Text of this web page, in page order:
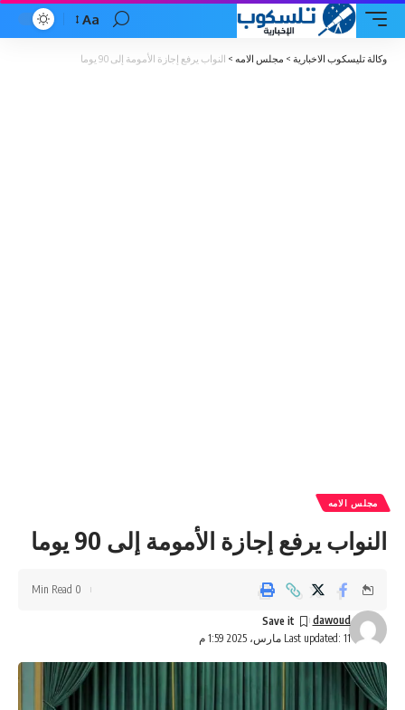
Font
Resizer
Aa
وكالة تليسكوب الاخبارية > مجلس الامه > النواب يرفع إجازة الأمومة إلى 90 يوما
مجلس الامه
النواب يرفع إجازة الأمومة إلى 90 يوما
Last updated: 11 مارس، 2025 1:59 م
dawoud
0 Min Read